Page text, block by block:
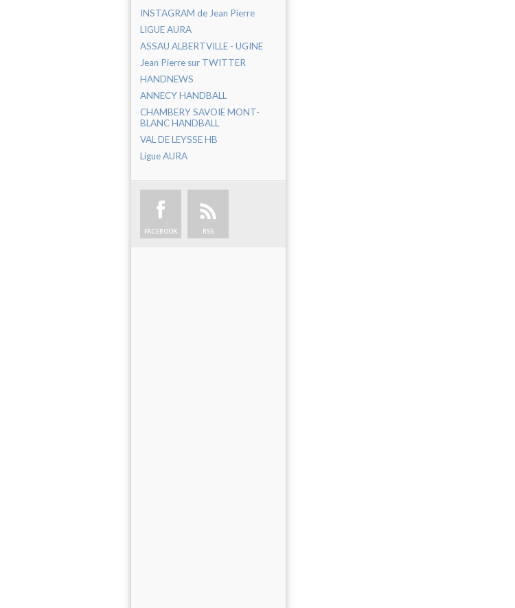
INSTAGRAM de Jean Pierre
LIGUE AURA
ASSAU ALBERTVILLE - UGINE
Jean Pierre sur TWITTER
HANDNEWS
ANNECY HANDBALL
CHAMBERY SAVOIE MONT-
BLANC HANDBALL
VAL DE LEYSSE HB
Ligue AURA
FACEBOOK RSS